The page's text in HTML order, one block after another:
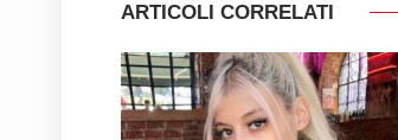
ARTICOLI CORRELATI